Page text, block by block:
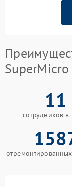
SuperMicro
11
сотрудников в
отремонтированных